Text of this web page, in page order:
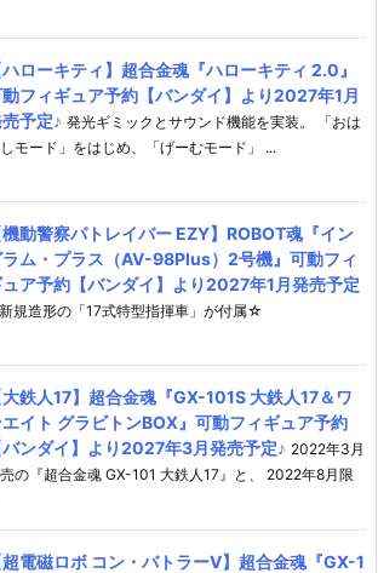
ハローキティ】超合金魂『ハローキティ 2.0』
フィギュア予約【バンダイ】より2027年1月
予定♪ 発光ギミックとサウンド機能を実装。 「おは
モード」をはじめ、「げーむモード」 ...
機動警察パトレイバー EZY】ROBOT魂『イン
ラム・プラス（AV-98Plus）2号機』可動フィ
ュア予約【バンダイ】より2027年1月発売予定
新規造形の「17式特型指揮車」が付属☆
大鉄人17】超合金魂『GX-101S 大鉄人17＆ワ
エイト グラビトンBOX』可動フィギュア予約
バンダイ】より2027年3月発売予定♪ 2022年3月
の『超合金魂 GX-101 大鉄人17』と、 2022年8月限
超電磁ロボ コン・バトラーV】超合金魂『GX-1